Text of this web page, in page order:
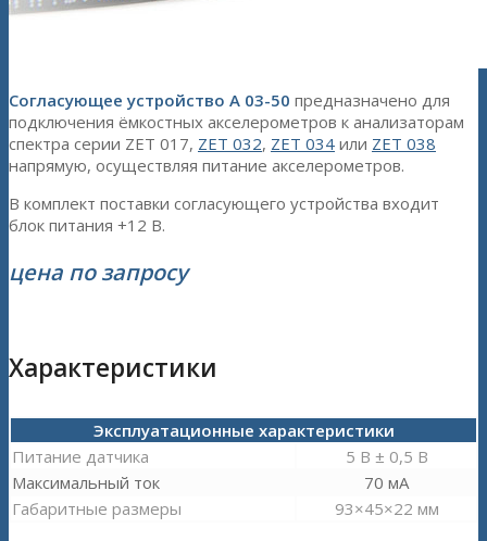
Согласующее устройство А 03-50 предназначено для
подключения ёмкостных акселерометров к анализаторам
спектра серии ZET 017, ZET 032, ZET 034 или ZET 038
напрямую, осуществляя питание акселерометров.
В комплект поставки согласующего устройства входит
блок питания +12 В.
цена по запросу
Характеристики
Эксплуатационные характеристики
Питание датчика
5 В ± 0,5 В
Максимальный ток
70 мА
Габаритные размеры
93×45×22 мм